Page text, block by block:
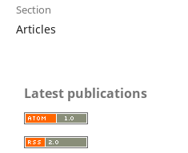
Section
Articles
Latest publications